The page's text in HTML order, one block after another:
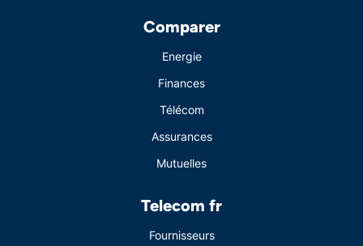
Comparer
Energie
Finances
Télécom
Assurances
Mutuelles
Telecom fr
Fournisseurs